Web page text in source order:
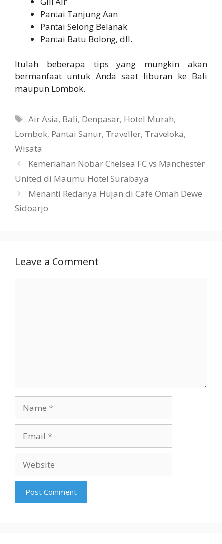
Pantai Tanjung Aan
Pantai Selong Belanak
Pantai Batu Bolong, dll.
Itulah beberapa tips yang mungkin akan
bermanfaat untuk Anda saat liburan ke Bali
maupun Lombok.
Tags
Air Asia, Bali, Denpasar, Hotel Murah,
Lombok, Pantai Sanur, Traveller, Traveloka,
Wisata
Kemeriahan Nobar Chelsea FC vs Manchester
United di Maumu Hotel Surabaya
Menanti Redanya Hujan di Cafe Omah Dewe
Sidoarjo
Leave a Comment